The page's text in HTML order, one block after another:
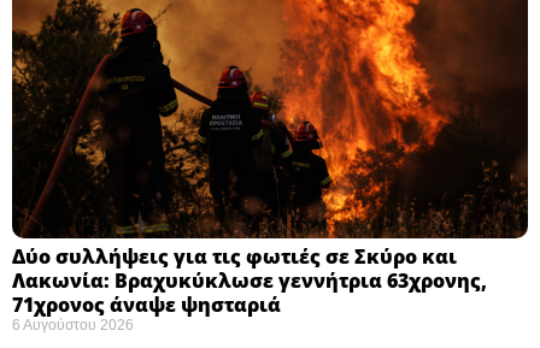
Δύο συλλήψεις για τις φωτιές σε Σκύρο και
Λακωνία: Βραχυκύκλωσε γεννήτρια 63χρονης,
71χρονος άναψε ψησταριά
6 Αυγούστου 2026